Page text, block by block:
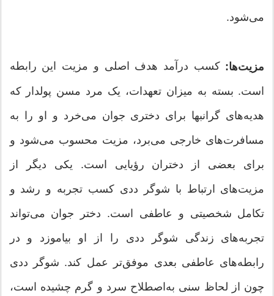
می‌شود.
مزیت‌ها: کسب درآمد هدف اصلی و مزیت این رابطه
است. بسته به میزان تعهدات، یک مرد مسن پولدار که
هدیه‌های گرانبها برای دختری جوان می‌خرد و او را به
مسافرت‌های خارجی می‌برد، مزیت محسوب می‌شود و
برای بعضی از دختران رؤیایی است. یکی دیگر از
مزیت‌های ارتباط با شوگر ددی کسب تجربه و رشد و
تکامل شخصیتی و عاطفی است. دختر جوان می‌تواند
تجربه‌های زندگی شوگر ددی را از او بیاموزد و در
رابطه‌های عاطفی بعدی موفق‌تر عمل کند. شوگر ددی
چون از لحاظ سنی به‌اصطلاح سرد و گرم چشیده است،